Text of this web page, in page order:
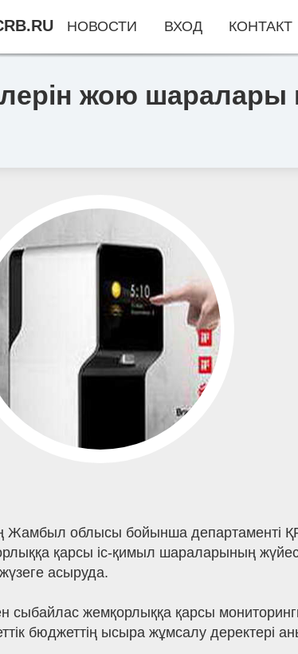
жою
Жамбыл облысы бойынша департаменті
қарсы іс-қимыл шараларының
асыруда.
сыбайлас жемқорлыққа қарсы
бюджеттің ысыра жұмсалу деректері
НОВОСТИ ВХОД КОНТАКТ